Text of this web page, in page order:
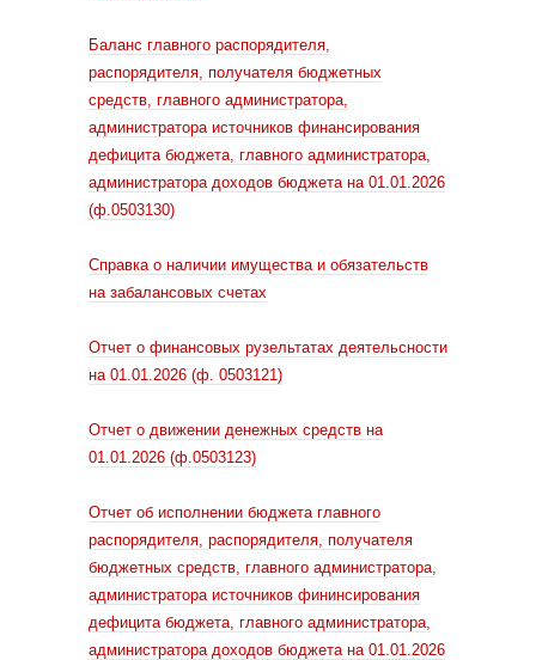
Баланс главного распорядителя,
распорядителя, получателя бюджетных
средств, главного администратора,
администратора источников финансирования
дефицита бюджета, главного администратора,
администратора доходов бюджета на 01.01.2026
(ф.0503130)
Справка о наличии имущества и обязательств
на забалансовых счетах
Отчет о финансовых рузельтатах деятельсности
на 01.01.2026 (ф. 0503121)
Отчет о движении денежных средств на
01.01.2026 (ф.0503123)
Отчет об исполнении бюджета главного
распорядителя, распорядителя, получателя
бюджетных средств, главного администратора,
администратора источников фининсирования
дефицита бюджета, главного администратора,
администратора доходов бюджета на 01.01.2026